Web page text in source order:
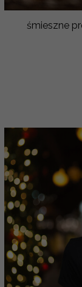
śmieszne